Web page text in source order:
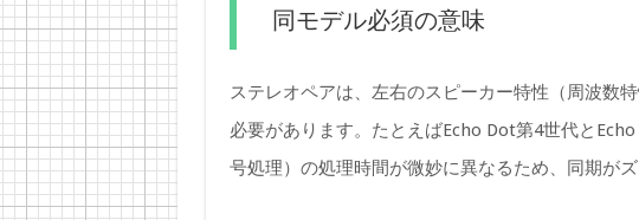
同モデル必須の意味
ステレオペアは、左右のスピーカー特性（周波数
必要があります。たとえばEcho Dot第4世代と
号処理）の処理時間が微妙に異なるため、同期がズ